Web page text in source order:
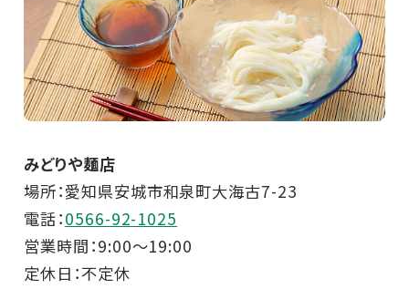
みどりや麺店
場所：愛知県安城市和泉町大海古7-23
電話：0566-92-1025
営業時間：9:00～19:00
定休日：不定休